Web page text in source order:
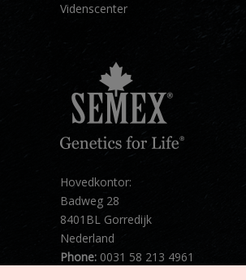
Videnscenter
Hovedkontor:
Badweg 28
8401BL Gorredijk
Nederland
Phone: 0031 58 213 4961